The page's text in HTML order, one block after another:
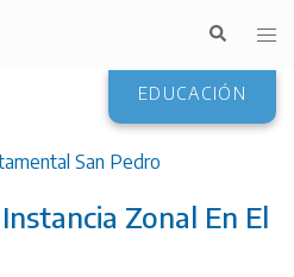
EDUCACIÓN
San Pedro
Zonal En El